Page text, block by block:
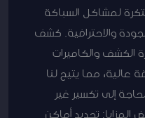
لمشاكل السباكة
والاحترافية. كشف
الكشف والكاميرات
عالية، مما يتيح لنا
إلى تكسير غير
المزايا: تحديد أماكن